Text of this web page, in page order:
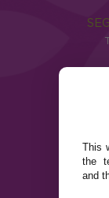
This
the
and